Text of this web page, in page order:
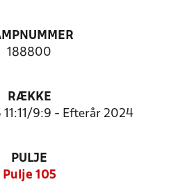
188800
RÆKKE
11:11/9:9 - Efterår 2024
PULJE
Pulje 105